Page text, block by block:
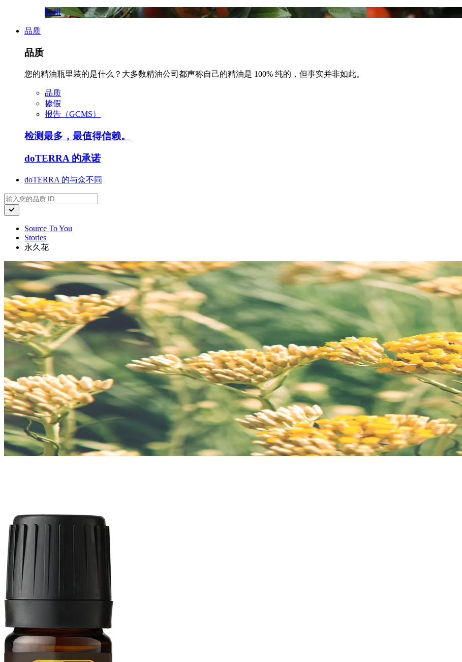
红柑
品质
品质
您的精油瓶里装的是什么？大多数精油公司都声称自己的精油是 100% 纯的，但事实并非如此。
品质
掺假
报告（GCMS）
检测最多，最值得信赖。
doTERRA 的承诺
doTERRA 的与众不同
Source To You
Stories
永久花